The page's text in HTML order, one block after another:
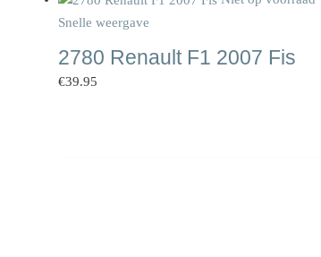
Snelle weergave
2780 Renault F1 2007 Fis
€39.95